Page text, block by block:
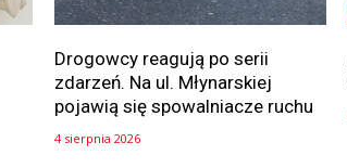
Drogowcy reagują po serii
zdarzeń. Na ul. Młynarskiej
pojawią się spowalniacze ruchu
4 sierpnia 2026